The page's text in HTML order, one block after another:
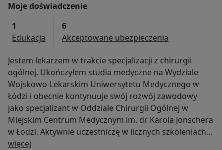
Moje doświadczenie
1
Edukacja
6
Akceptowane ubezpieczenia
Jestem lekarzem w trakcie specjalizacji z chirurgii
ogólnej. Ukończyłem studia medyczne na Wydziale
Wojskowo-Lekarskim Uniwersytetu Medycznego w
Łódzi i obecnie kontynuuje swój rozwój zawodowy
jako specjalizant w Oddziale Chirurgii Ogólnej w
Miejskim Centrum Medycznym im. dr Karola Jonschera
w Łodzi. Aktywnie uczestniczę w licznych szkoleniach,
konferencjach naukowych oraz warsztatach
więcej